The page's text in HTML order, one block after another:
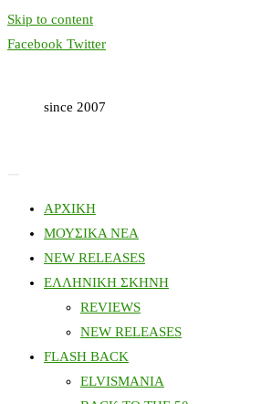
Skip to content
Facebook Twitter
since 2007
ΑΡΧΙΚΗ
ΜΟΥΣΙΚΑ ΝΕΑ
NEW RELEASES
ΕΛΛΗΝΙΚΗ ΣΚΗΝΗ
REVIEWS
NEW RELEASES
FLASH BACK
ELVISMANIA